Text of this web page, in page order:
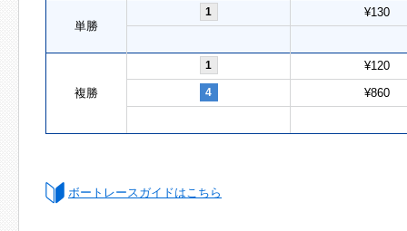
単勝
1 ¥130
複勝
1 ¥120
4 ¥860
ボートレースガイドはこちら